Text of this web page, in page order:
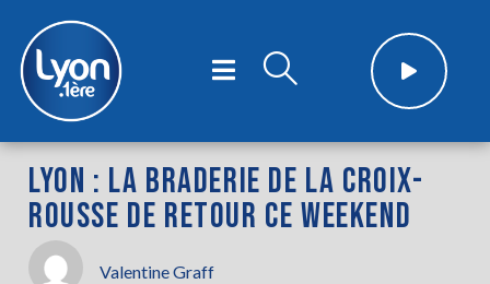
LYON : LA BRADERIE DE LA CROIX-
ROUSSE DE RETOUR CE WEEKEND
Valentine Graff